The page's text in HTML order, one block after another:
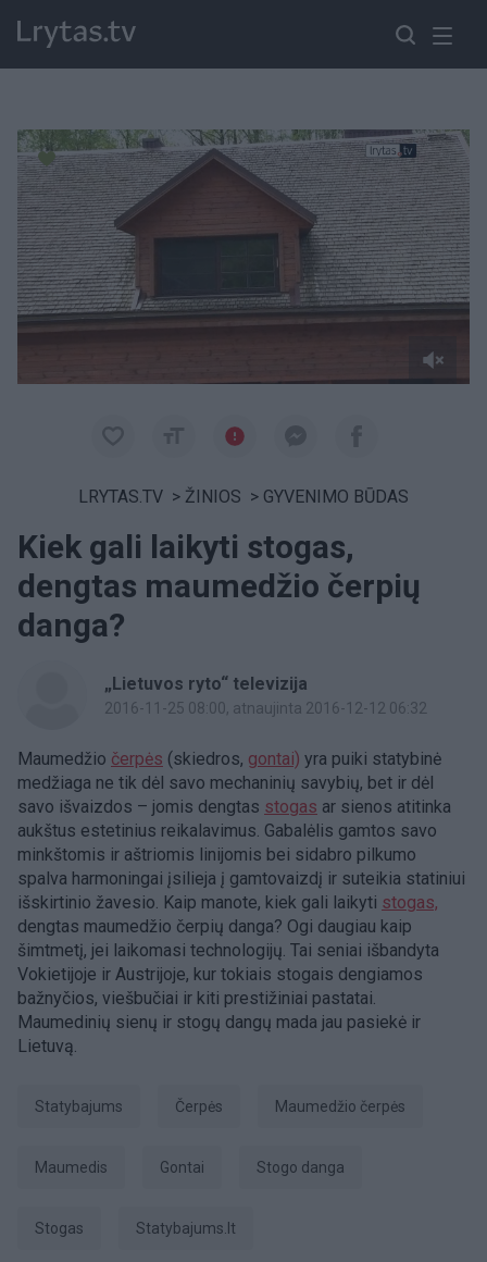
Paremkite Ukrainą
LRYTAS.TV > ŽINIOS > GYVENIMO BŪDAS
Kiek gali laikyti stogas,
dengtas maumedžio čerpių
danga?
„Lietuvos ryto“ televizija
2016-11-25 08:00, atnaujinta 2016-12-12 06:32
Maumedžio čerpės (skiedros, gontai) yra puiki statybinė
medžiaga ne tik dėl savo mechaninių savybių, bet ir dėl
savo išvaizdos – jomis dengtas stogas ar sienos atitinka
aukštus estetinius reikalavimus. Gabalėlis gamtos savo
minkštomis ir aštriomis linijomis bei sidabro pilkumo
spalva harmoningai įsilieja į gamtovaizdį ir suteikia statiniui
išskirtinio žavesio. Kaip manote, kiek gali laikyti stogas,
dengtas maumedžio čerpių danga? Ogi daugiau kaip
šimtmetį, jei laikomasi technologijų. Tai seniai išbandyta
Vokietijoje ir Austrijoje, kur tokiais stogais dengiamos
bažnyčios, viešbučiai ir kiti prestižiniai pastatai.
Maumedinių sienų ir stogų dangų mada jau pasiekė ir
Lietuvą.
Statybajums čerpės maumedžio čerpės
Maumedis gontai stogo danga
stogas Statybajums.lt